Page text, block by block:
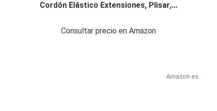
Cordón Elástico Extensiones, Plisar,...
Consultar precio en Amazon
Amazon.es